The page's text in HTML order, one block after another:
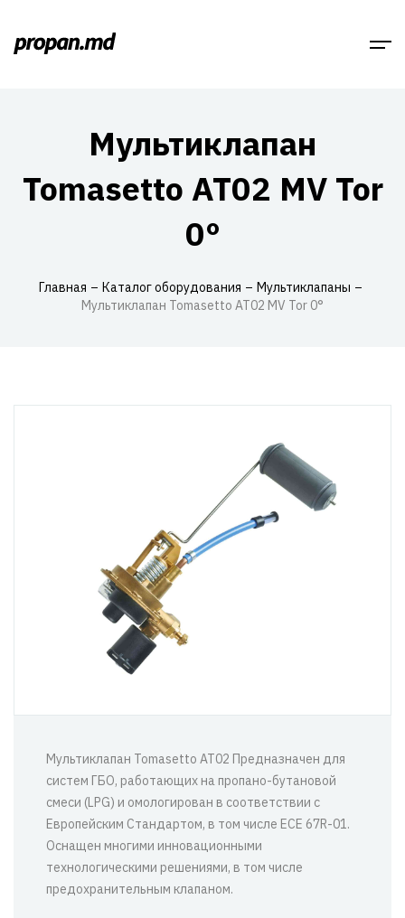
Мультиклапан
Tomasetto AT02 MV Tor
0°
Главная Каталог оборудования
Мультиклапаны
Мультиклапан Tomasetto AT02 MV Tor 0°
Мультиклапан Tomasetto AT02 Предназначен для
систем ГБО, работающих на пропано-бутановой
смеси (LPG) и омологирован в соответствии с
Европейским Стандартом, в том числе ECE 67R-01.
Оснащен многими инновационными
технологическими решениями, в том числе
предохранительным клапаном.